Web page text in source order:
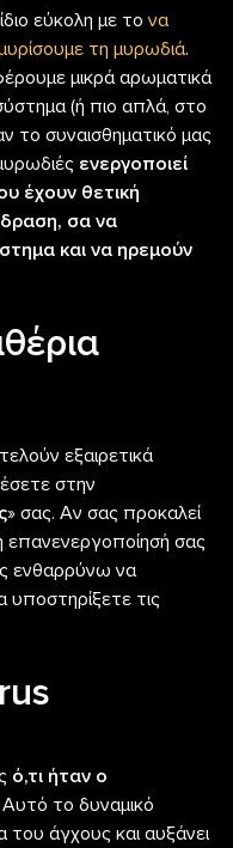
εύκολη με τονα
τη μυρωδιά.
μικρά αρωματικά
(ή πιο απλά, στο
το συναισθηματικό μας
ενεργοποιεί
έχουν θετική
σα να
και να ηρεμούν
εξαιρετικά
στην
» σας. Αν σας προκαλεί
επανενεργοποίησή σας
ενθαρρύνω να
υποστηρίξετε τις
ό,τι ήταν ο
Αυτό το δυναμικό
του άγχους και αυξάνει